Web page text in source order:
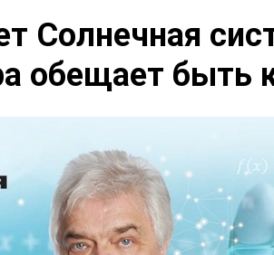
Солнечная
обещает быть